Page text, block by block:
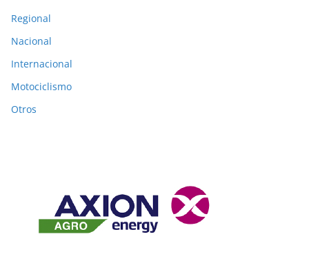
Regional
Nacional
Internacional
Motociclismo
Otros